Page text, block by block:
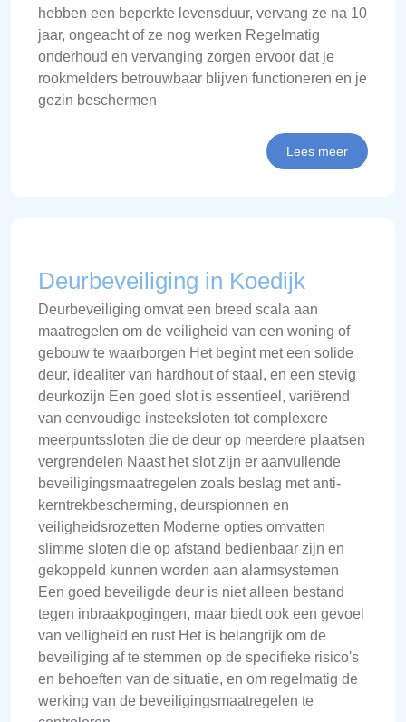
hebben een beperkte levensduur, vervang ze na 10
jaar, ongeacht of ze nog werken Regelmatig
onderhoud en vervanging zorgen ervoor dat je
rookmelders betrouwbaar blijven functioneren en je
gezin beschermen
Lees meer
Deurbeveiliging in Koedijk
Deurbeveiliging omvat een breed scala aan
maatregelen om de veiligheid van een woning of
gebouw te waarborgen Het begint met een solide
deur, idealiter van hardhout of staal, en een stevig
deurkozijn Een goed slot is essentieel, variërend
van eenvoudige insteeksloten tot complexere
meerpuntssloten die de deur op meerdere plaatsen
vergrendelen Naast het slot zijn er aanvullende
beveiligingsmaatregelen zoals beslag met anti-
kerntrekbescherming, deurspionnen en
veiligheidsrozetten Moderne opties omvatten
slimme sloten die op afstand bedienbaar zijn en
gekoppeld kunnen worden aan alarmsystemen
Een goed beveiligde deur is niet alleen bestand
tegen inbraakpogingen, maar biedt ook een gevoel
van veiligheid en rust Het is belangrijk om de
beveiliging af te stemmen op de specifieke risico's
en behoeften van de situatie, en om regelmatig de
werking van de beveiligingsmaatregelen te